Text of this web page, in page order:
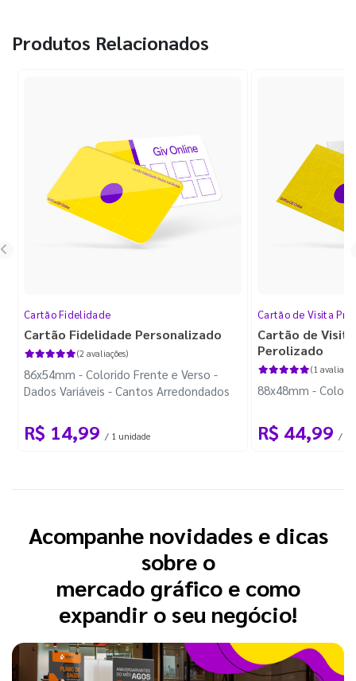
Produtos Relacionados
Cartão Fidelidade
Cartão Fidelidade Personalizado
(2 avaliações)
86x54mm - Colorido Frente e Verso -
Dados Variáveis - Cantos Arredondados
R$ 14,99 / 1 unidade
Cartão de Visita
Cartão de
Perolizado
(1
88x48mm -
R$ 44,99 /
Acompanhe novidades e dicas
sobre o
mercado gráfico e como
expandir o seu negócio!